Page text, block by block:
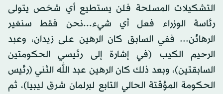
التشكيلات المسلحة فلن يستطيع أي شخص يتولى
رئاسة الوزراء فعل أي شيء...نحن فقط سنغير
الرهائن... ففي السابق كان الرهين على زيدان، وعبد
الرحيم الكيب (في إشارة إلى رئيسي الحكومتين
السابقتين)، وبعد ذلك كان الرهين عبد الله الثني (رئيس
الحكومة المؤقتة الحالي التابع لبرلمان شرق ليبيا)، ثم